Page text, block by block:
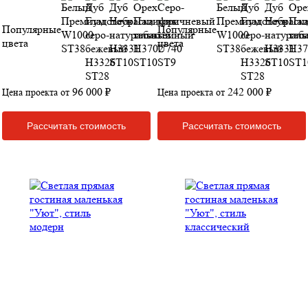
Популярные
цвета
Цена проекта от 96 000 ₽
Рассчитать стоимость
Популярные
цвета
Цена проекта от 242 000 ₽
Рассчитать стоимость